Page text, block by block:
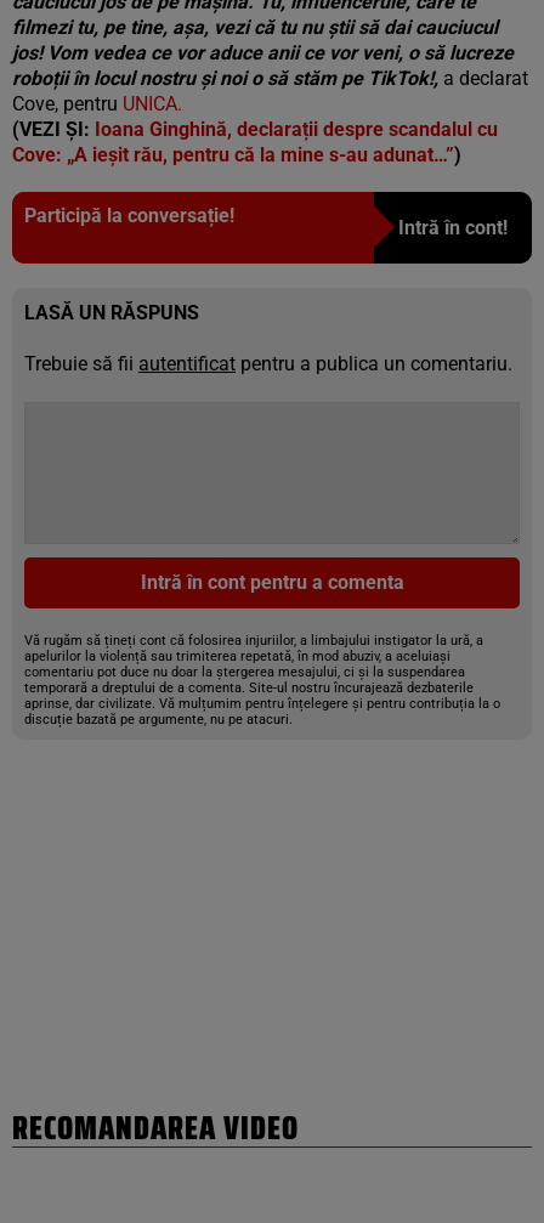
filmezi tu, pe tine, așa, vezi că tu nu știi să dai cauciucul
jos! Vom vedea ce vor aduce anii ce vor veni, o să lucreze
roboții în locul nostru și noi o să stăm pe TikTok!, a declarat
Cove, pentru UNICA.
(VEZI ȘI: Ioana Ginghină, declarații despre scandalul cu
Cove: „A ieșit rău, pentru că la mine s-au adunat…”)
Participă la conversație!
Intră în cont!
LASĂ UN RĂSPUNS
Trebuie să fii autentificat pentru a publica un comentariu.
Intră în cont pentru a comenta
Vă rugăm să țineți cont că folosirea injuriilor, a limbajului instigator la ură, a
apelurilor la violență sau trimiterea repetată, în mod abuziv, a aceluiași
comentariu pot duce nu doar la ștergerea mesajului, ci și la suspendarea
temporară a dreptului de a comenta. Site-ul nostru încurajează dezbaterile
aprinse, dar civilizate. Vă mulțumim pentru înțelegere și pentru contribuția la o
discuție bazată pe argumente, nu pe atacuri.
RECOMANDAREA VIDEO